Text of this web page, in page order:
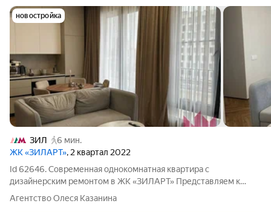
новостройка
ЗИЛ
6 мин.
ЖК «ЗИЛАРТ», 2 квартал 2022
Id 62646. Современная однокомнатная квартира с
дизайнерским ремонтом в ЖК «ЗИЛАРТ» Представляем к
продаже исключительную однокомнатную квартиру в
Агентство Олеся Казанина